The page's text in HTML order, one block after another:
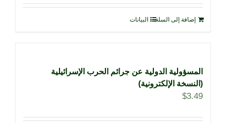
إضافة إلى السلة البيانات
المسؤولية الدولية عن جرائم الحرب الإسرائيلية
(النسخة الإلكترونية)
$3.49